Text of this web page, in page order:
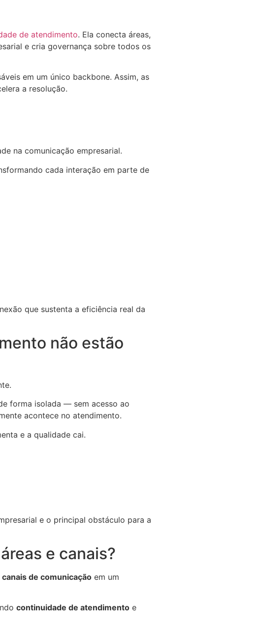
de atendimento. Ela conecta áreas,
e cria governança sobre todos os
em um único backbone. Assim, as
a resolução.
na comunicação empresarial.
cada interação em parte de
que sustenta a eficiência real da
não estão
forma isolada — sem acesso ao
acontece no atendimento.
e a qualidade cai.
e o principal obstáculo para a
e canais?
de comunicação em um
continuidade de atendimento e